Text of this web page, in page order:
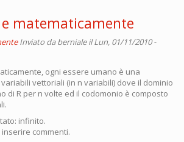
matematicamente
Inviato dabernialeil Lun, 01/11/2010 -
ogni essere umano è una
vettoriali (in n variabili) dove il dominio
di R per n volte ed il codomonio è composto
infinito.
inserire commenti.